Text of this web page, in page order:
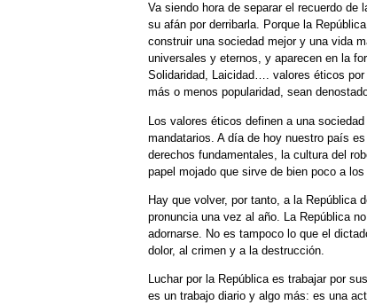
Va siendo hora de separar el recuerdo
su afán por derribarla. Porque la
construir una sociedad mejor y una vida
universales y eternos, y aparecen en la
Solidaridad, Laicidad…. valores éticos
más o menos popularidad, sean
Los valores éticos definen a una
mandatarios. A día de hoy nuestro país
derechos fundamentales, la cultura del
papel mojado que sirve de bien poco a los
Hay que volver, por tanto, a la República
pronuncia una vez al año. La República
adornarse. No es tampoco lo que el
dolor, al crimen y a la destrucción.
Luchar por la República es trabajar por
es un trabajo diario y algo más: es una